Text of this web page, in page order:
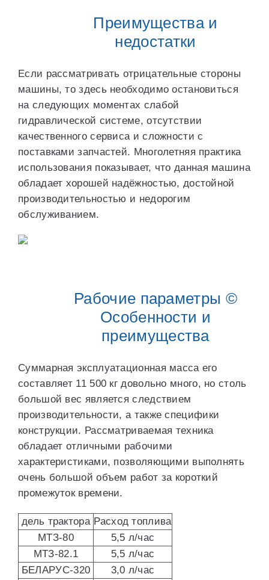
Преимущества и
недостатки
Если рассматривать отрицательные стороны
машины, то здесь необходимо остановиться
на следующих моментах слабой
гидравлической системе, отсутствии
качественного сервиса и сложности с
поставками запчастей. Многолетняя практика
использования показывает, что данная машина
обладает хорошей надёжностью, достойной
производительностью и недорогим
обслуживанием.
Рабочие параметры ©
Особенности и
преимущества
Суммарная эксплуатационная масса его
составляет 11 500 кг довольно много, но столь
большой вес является следствием
производительности, а также специфики
конструкции. Рассматриваемая техника
обладает отличными рабочими
характеристиками, позволяющими выполнять
очень большой объем работ за короткий
промежуток времени.
дель трактора Расход топлива
МТЗ-80
5,5 л/час
МТЗ-82.1
5,5 л/час
БЕЛАРУС-320
3,0 л/час